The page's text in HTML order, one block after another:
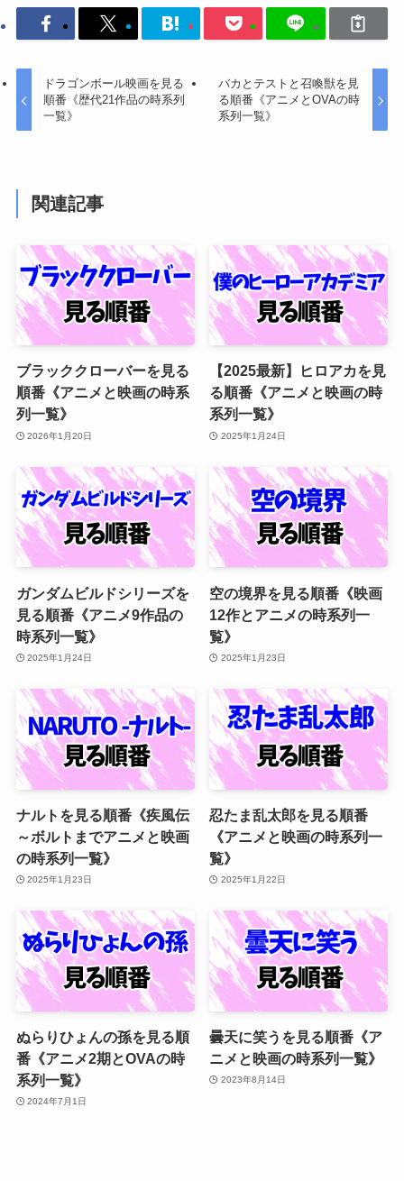
ドラゴンボール映画を見る
順番《歴代21作品の時系列
一覧》
バカとテストと召喚獣を見
る順番《アニメとOVAの時
系列一覧》
関連記事
ブラッククローバーを見る
順番《アニメと映画の時系
列一覧》
2026年1月20日
【2025最新】ヒロアカを見
る順番《アニメと映画の時
系列一覧》
2025年1月24日
ガンダムビルドシリーズを
見る順番《アニメ9作品の
時系列一覧》
2025年1月24日
空の境界を見る順番《映画
12作とアニメの時系列一
覧》
2025年1月23日
ナルトを見る順番《疾風伝
～ボルトまでアニメと映画
の時系列一覧》
2025年1月23日
忍たま乱太郎を見る順番
《アニメと映画の時系列一
覧》
2025年1月22日
ぬらりひょんの孫を見る順
番《アニメ2期とOVAの時
系列一覧》
2024年7月1日
曇天に笑うを見る順番《ア
ニメと映画の時系列一覧》
2023年8月14日